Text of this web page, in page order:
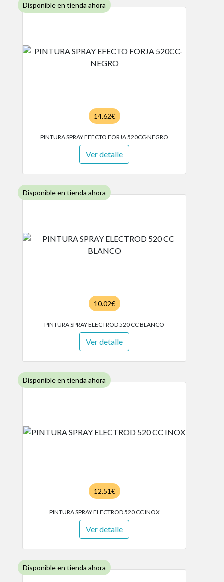
Disponible en tienda ahora
14.62€
PINTURA SPRAY EFECTO FORJA 520CC-NEGRO
Ver detalle
Disponible en tienda ahora
10.02€
PINTURA SPRAY ELECTROD 520 CC BLANCO
Ver detalle
Disponible en tienda ahora
12.51€
PINTURA SPRAY ELECTROD 520 CC INOX
Ver detalle
Disponible en tienda ahora